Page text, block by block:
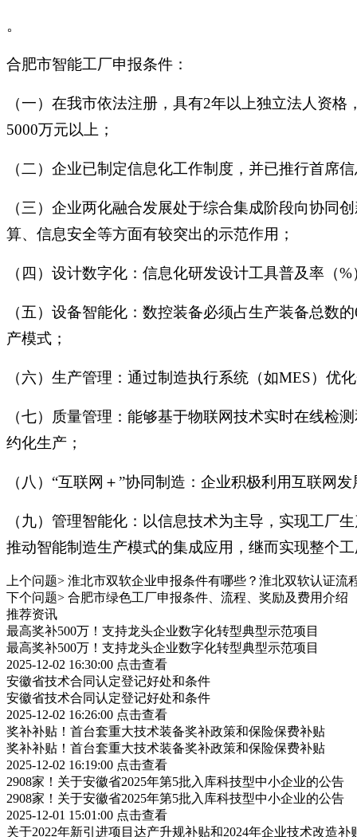
。
合肥市智能工厂申报条件：
（一）在我市依法注册，具有2年以上独立法人资
5000万元以上；
（二）企业已制定信息化工作制度，并已推行首席
（三）企业两化融合发展处于综合集成阶段向协同
算、信息安全等方面有较突出的示范作用；
（四）设计数字化：信息化研发设计工具普及率（
（五）设备智能化：数控装备必须占生产装备总数
产模式；
（六）生产管理：通过制造执行系统（如MES）
（七）质量管理：能够基于物联网技术实时在线检
约化生产；
（八）“互联网＋”协同制造：企业积极利用互联网
（九）管理智能化：以信息技术为主导，实现工厂
推动智能制造生产模式的集成应用，继而实现整个
上个问题> 淮北市双软企业申报条件有哪些？淮北双软认证流
下个问题> 合肥市绿色工厂申报条件、流程、奖励及费用介绍
推荐资讯
最高奖补500万！支持龙头企业数字化转型典型示范项目
最高奖补500万！支持龙头企业数字化转型典型示范项目
2025-12-02 16:30:00 点击查看
安徽省技术合同认定登记好处和条件
安徽省技术合同认定登记好处和条件
2025-12-02 16:26:00 点击查看
奖补补贴！首台套重大技术装备奖补政策和保险保费补贴
奖补补贴！首台套重大技术装备奖补政策和保险保费补贴
2025-12-02 16:19:00 点击查看
2908家！关于安徽省2025年第5批入库科技型中小企业的公告
2908家！关于安徽省2025年第5批入库科技型中小企业的公告
2025-12-01 15:01:00 点击查看
关于2022年新引进项目达产升规补贴和2024年企业技术改造